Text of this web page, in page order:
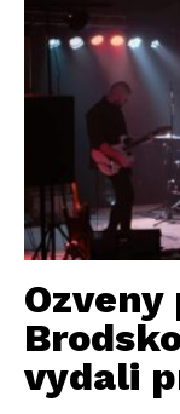
vydali